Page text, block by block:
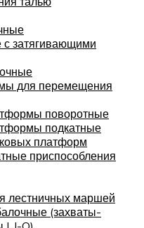
затягивающими
для перемещения
поворотные
подкатные
платформ
приспособления
лестничных маршей
(захваты-